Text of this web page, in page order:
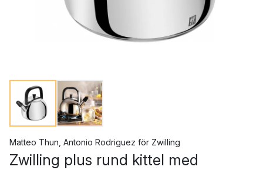
Matteo Thun Antonio Rodriguez för Zwilling
Zwilling plus rund kittel med